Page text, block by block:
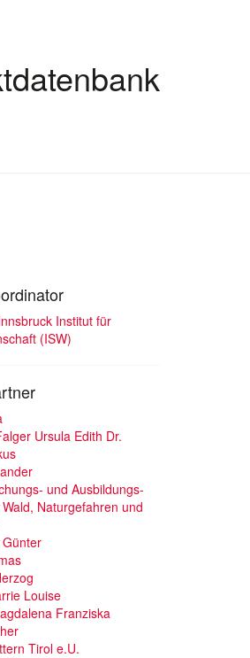
Institut für
(ISW)
Ursula Edith Dr.
und Ausbildungs-
Naturgefahren und
Louise
Franziska
Tirol e.U.